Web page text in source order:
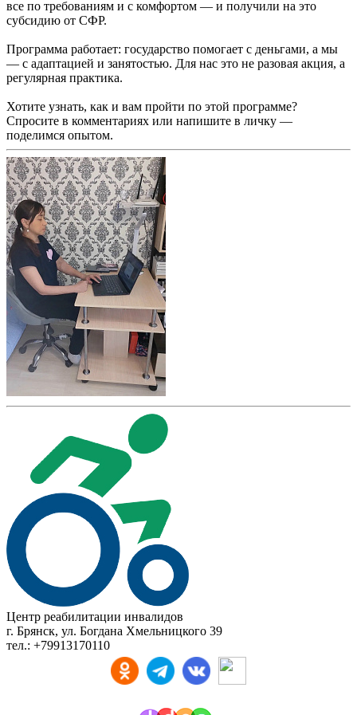
все по требованиям и с комфортом — и получили на это
субсидию от СФР.
Программа работает: государство помогает с деньгами, а мы
— с адаптацией и занятостью. Для нас это не разовая акция, а
регулярная практика.
Хотите узнать, как и вам пройти по этой программе?
Спросите в комментариях или напишите в личку —
поделимся опытом.
Центр реабилитации инвалидов
г. Брянск, ул. Богдана Хмельницкого 39
тел.: +79913170110